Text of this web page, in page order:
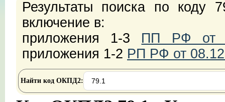
Результаты поиска по коду
включение в:
приложения 1-3 ПП РФ от
приложения 1-2 РП РФ от
Найти код ОКПД2: